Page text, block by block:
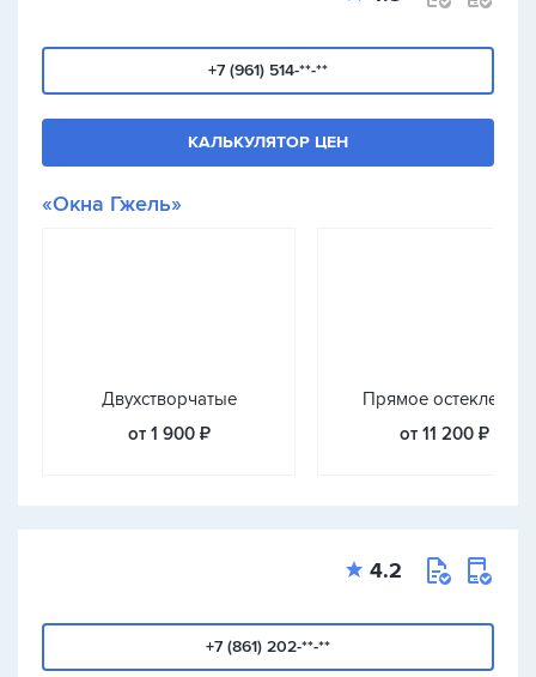
+7 (961) 514-**-**
КАЛЬКУЛЯТОР ЦЕН
«Окна Гжель»
Двухстворчатые
от 1 900 ₽
Прямое остекление
от 11 200 ₽
4.2
+7 (861) 202-**-**